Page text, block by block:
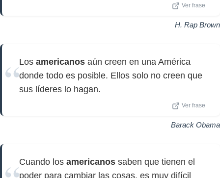
Ver frase
H. Rap Brown
Los americanos aún creen en una América
donde todo es posible. Ellos solo no creen que
sus líderes lo hagan.
Ver frase
Barack Obama
Cuando los americanos saben que tienen el
poder para cambiar las cosas, es muy difícil